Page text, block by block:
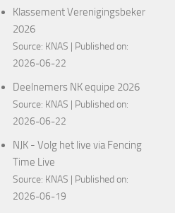
Klassement Verenigingsbeker
2026
Source: KNAS
Published on:
2026-06-22
Deelnemers NK equipe 2026
Source: KNAS
Published on:
2026-06-22
NJK - Volg het live via Fencing
Time Live
Source: KNAS
Published on:
2026-06-19